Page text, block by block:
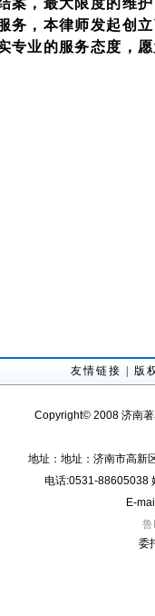
案，最大限度的维
务，本律师发起创
专业的服务态度，
友情链接 版
Copyright© 2008 济南
地址：地址：济南市高新
电话:0531-88605038
E-
委